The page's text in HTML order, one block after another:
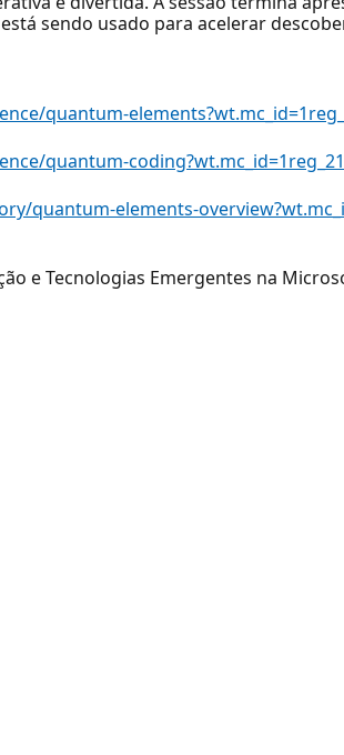
sendo usado para acelerar
quantum-
quantum-
quantum-elements-
e Tecnologias Emergentes na